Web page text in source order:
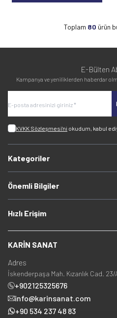
Toplam 80 ürün
E-Bülten
Kampanya ve yeniliklerden haberdar
KVKK Sözleşmesi'ni okudum, kabul
Kategoriler
Önemli Bilgiler
Hızlı Erişim
KARİN SANAT
Adres
İskenderpaşa Mah. Kızanlık Cad. 23/
+902125325676
info@karinsanat.com
+90 534 237 48 83